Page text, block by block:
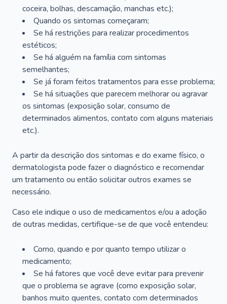
coceira, bolhas, descamação, manchas etc.);
Quando os sintomas começaram;
Se há restrições para realizar procedimentos
estéticos;
Se há alguém na família com sintomas
semelhantes;
Se já foram feitos tratamentos para esse problema;
Se há situações que parecem melhorar ou agravar
os sintomas (exposição solar, consumo de
determinados alimentos, contato com alguns materiais
etc.).
A partir da descrição dos sintomas e do exame físico, o
dermatologista pode fazer o diagnóstico e recomendar
um tratamento ou então solicitar outros exames se
necessário.
Caso ele indique o uso de medicamentos e/ou a adoção
de outras medidas, certifique-se de que você entendeu:
Como, quando e por quanto tempo utilizar o
medicamento;
Se há fatores que você deve evitar para prevenir
que o problema se agrave (como exposição solar,
banhos muito quentes, contato com determinados